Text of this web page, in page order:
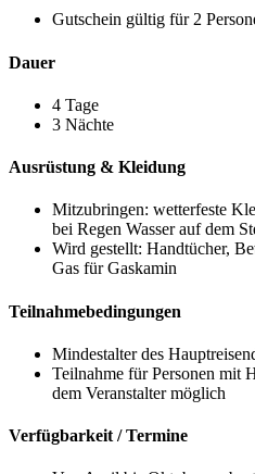
Gutschein gültig für 2
Dauer
4 Tage
3 Nächte
Ausrüstung & Kleidung
Mitzubringen: wetterfeste
bei Regen Wasser auf dem
Wird gestellt: Handtücher,
Gas für Gaskamin
Teilnahmebedingungen
Mindestalter des
Teilnahme für Personen mit
dem Veranstalter möglich
Verfügbarkeit / Termine